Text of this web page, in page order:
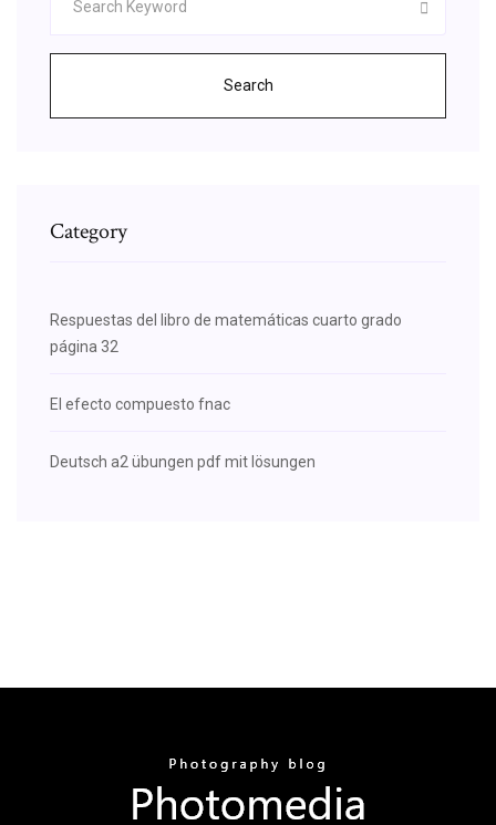
Search
Category
Respuestas del libro de matemáticas cuarto grado
página 32
El efecto compuesto fnac
Deutsch a2 übungen pdf mit lösungen